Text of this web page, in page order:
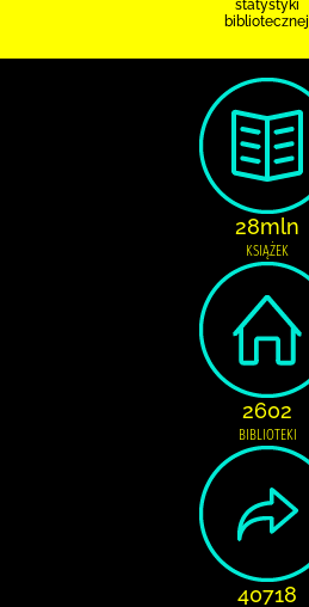
statystyki
bibliotecznej
28mln
KSIĄŻEK
2602
BIBLIOTEKI
40718